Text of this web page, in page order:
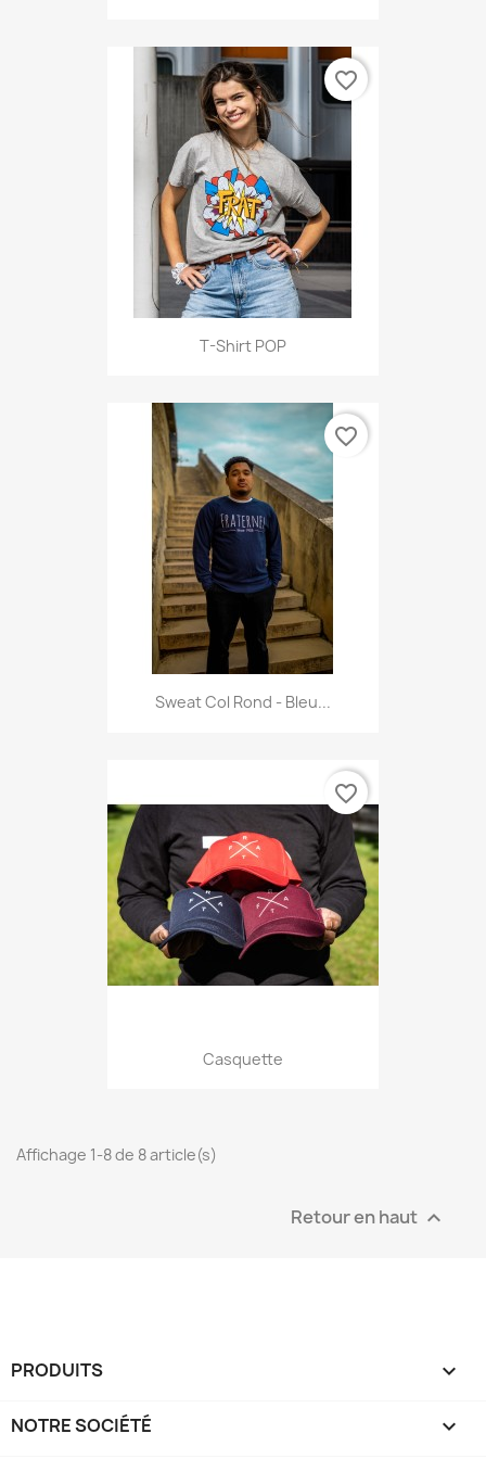
T-Shirt POP
favorite_border
Sweat Col Rond - Bleu...
favorite_border
Casquette
favorite_border
Affichage 1-8 de 8 article(s)
Retour en haut 
PRODUITS 
NOTRE SOCIÉTÉ 